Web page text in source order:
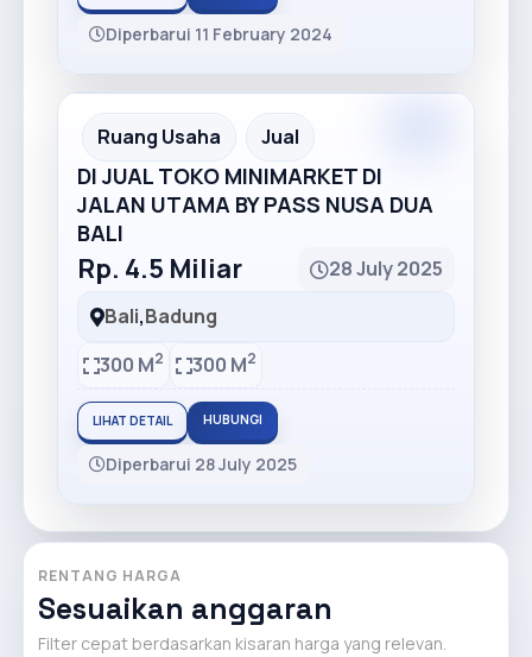
Diperbarui 11 February 2024
Recommended
Ruang Usaha Jual
DI JUAL TOKO MINIMARKET DI
JALAN UTAMA BY PASS NUSA DUA
BALI
Rp. 4.5 Miliar
28 July 2025
Bali,Badung
300 M2 300 M2
LIHAT DETAIL HUBUNGI
Diperbarui 28 July 2025
RENTANG HARGA
Sesuaikan anggaran
Filter cepat berdasarkan kisaran harga yang relevan.